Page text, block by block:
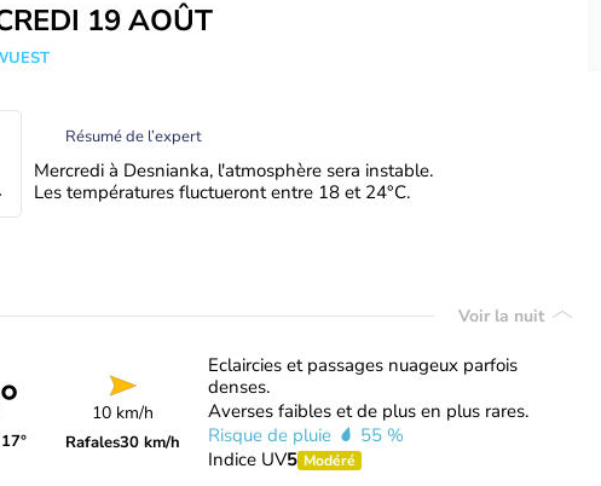
19 AOÛT
Résumé de l’expert
Mercredi à Desnianka, l'atmosphère sera instable.
Les températures fluctueront entre 18 et 24°C.
Voir la nuit
10 km/h
Rafales30 km/h
Eclaircies et passages nuageux parfois
denses.
Averses faibles et de plus en plus rares.
Risque de pluie
55 %
Indice UV5 Modéré